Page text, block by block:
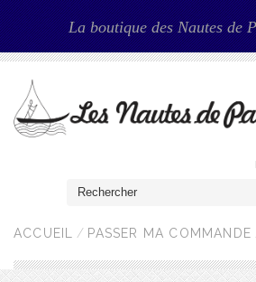
La boutique des Nautes de
ACCUEIL PASSER MA COMMANDE